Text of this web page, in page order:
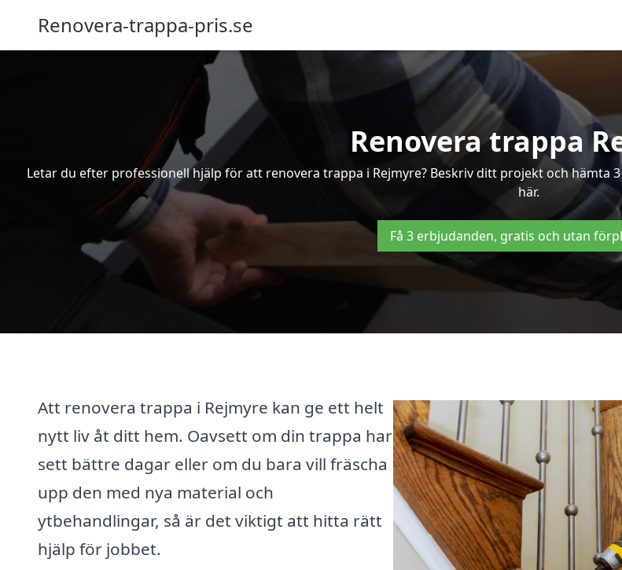
Renovera-trappa-pris.se
Renovera trappa
Letar du efter professionell hjälp för att renovera trappa i Rejmyre? Beskriv ditt projekt och
här.
Få 3 erbjudanden, gratis och utan
Att renovera trappa i Rejmyre kan ge ett helt
nytt liv åt ditt hem. Oavsett om din trappa har
sett bättre dagar eller om du bara vill fräscha
upp den med nya material och
ytbehandlingar, så är det viktigt att hitta rätt
hjälp för jobbet.